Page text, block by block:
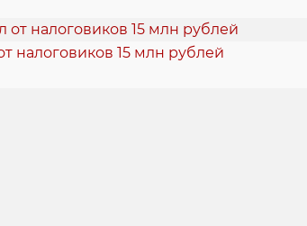
налоговиков 15 млн рублей